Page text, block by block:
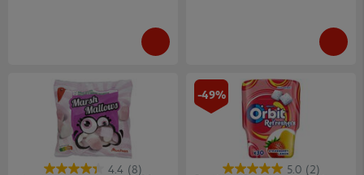
4.4 (8)
-49%
5.0 (2)